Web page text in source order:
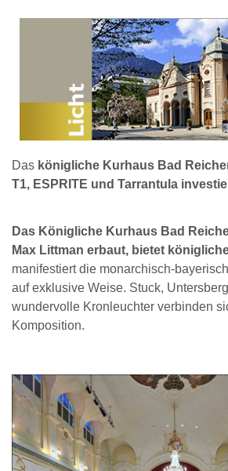
Das königliche Kurhaus Bad
T1, ESPRITE und Tarrantula
Das Königliche Kurhaus Bad
Max Littman erbaut, bietet
manifestiert die monarchisch-
auf exklusive Weise. Stuck,
wundervolle Kronleuchter verbinden
Komposition.